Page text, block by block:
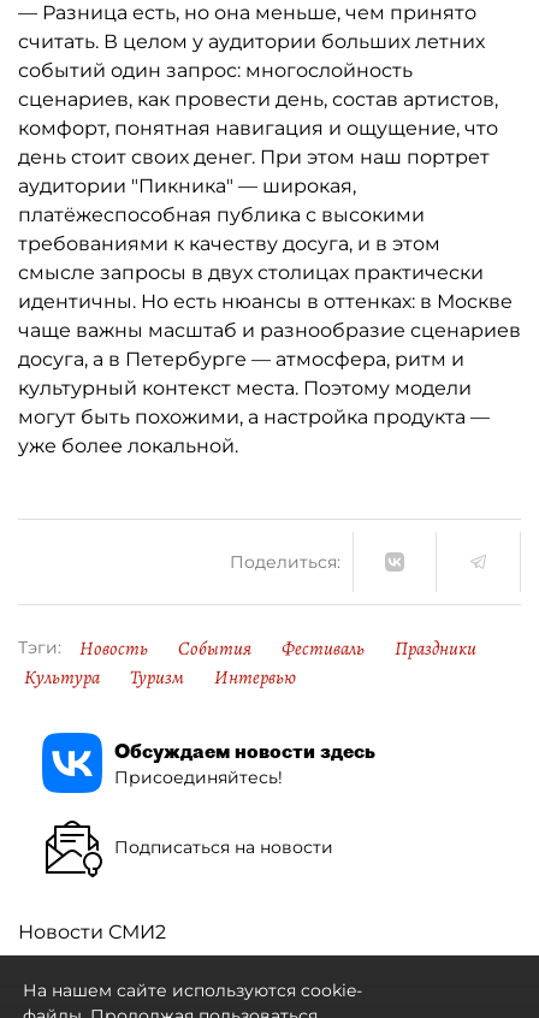
— Разница есть, но она меньше, чем принято
считать. В целом у аудитории больших летних
событий один запрос: многослойность
сценариев, как провести день, состав артистов,
комфорт, понятная навигация и ощущение, что
день стоит своих денег. При этом наш портрет
аудитории "Пикника" — широкая,
платёжеспособная публика с высокими
требованиями к качеству досуга, и в этом
смысле запросы в двух столицах практически
идентичны. Но есть нюансы в оттенках: в Москве
чаще важны масштаб и разнообразие сценариев
досуга, а в Петербурге — атмосфера, ритм и
культурный контекст места. Поэтому модели
могут быть похожими, а настройка продукта —
уже более локальной.
Поделиться:
Тэги: Новость События Фестиваль
Праздники
Культура
Туризм Интервью
Обсуждаем новости здесь
Присоединяйтесь!
Подписаться на новости
Новости СМИ2
На нашем сайте используются cookie-